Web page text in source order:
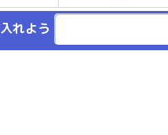
れよう